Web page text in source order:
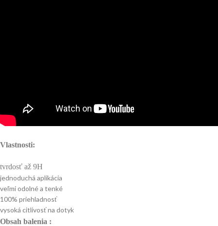
Vlastnosti:
tvrdosť až 9H
jednoduchá aplikácia
veľmi odolné a tenké
100% priehladnosť
vysoká citlivosť na dotyk
Obsah balenia :